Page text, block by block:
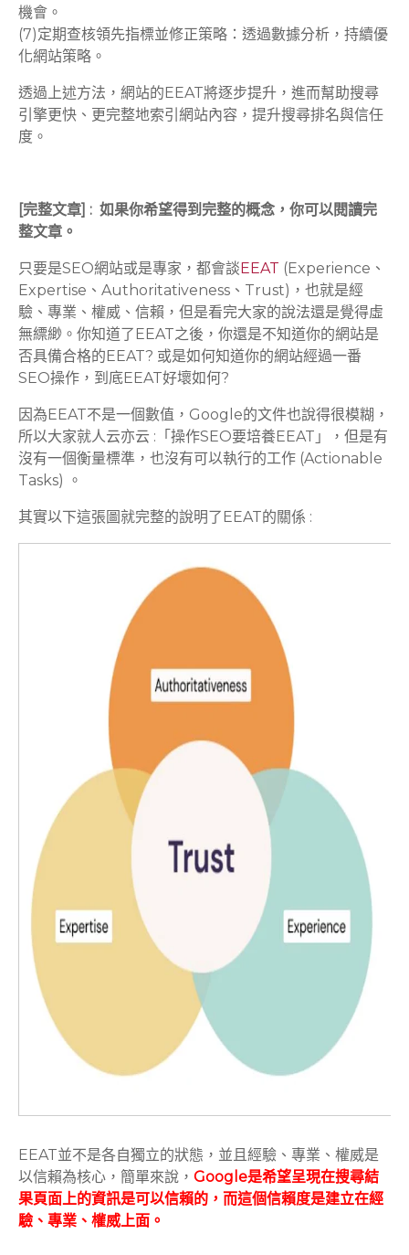
機會。
(7)定期查核領先指標並修正策略：透過數據分析，持續優
化網站策略。
透過上述方法，網站的EEAT將逐步提升，進而幫助搜尋
引擎更快、更完整地索引網站內容，提升搜尋排名與信任
度。
[完整文章] : 如果你希望得到完整的概念，你可以閱讀完
整文章。
只要是SEO網站或是專家，都會談EEAT (Experience、
Expertise、Authoritativeness、Trust)，也就是經
驗、專業、權威、信賴，但是看完大家的說法還是覺得虛
無縹緲。你知道了EEAT之後，你還是不知道你的網站是
否具備合格的EEAT? 或是如何知道你的網站經過一番
SEO操作，到底EEAT好壞如何?
因為EEAT不是一個數值，Google的文件也說得很模糊，
所以大家就人云亦云 :「操作SEO要培養EEAT」，但是有
沒有一個衡量標準，也沒有可以執行的工作 (Actionable
Tasks) 。
其實以下這張圖就完整的說明了EEAT的關係 :
EEAT並不是各自獨立的狀態，並且經驗、專業、權威是
以信賴為核心，簡單來說， Google是希望呈現在搜尋結
果頁面上的資訊是可以信賴的，而這個信賴度是建立在經
驗、專業、權威上面。